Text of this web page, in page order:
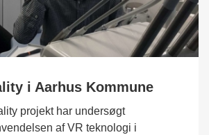
i Aarhus Kommune
projekt har undersøgt
af VR teknologi i